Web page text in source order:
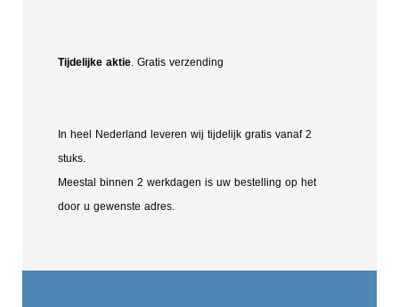
Tijdelijke aktie. Gratis verzending
In heel Nederland leveren wij tijdelijk gratis vanaf 2
stuks.
Meestal binnen 2 werkdagen is uw bestelling op het
door u gewenste adres.